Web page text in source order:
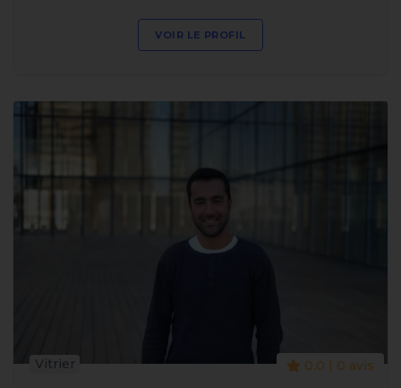
VOIR LE PROFIL
Vitrier 0.0 | 0 avis